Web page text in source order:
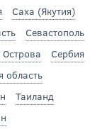
Саха (Якутия)
Севастополь
Сербия
область
Таиланд